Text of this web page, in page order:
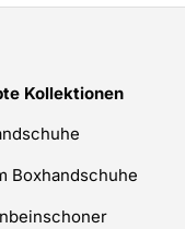
Kollektionen
Boxhandschuhe